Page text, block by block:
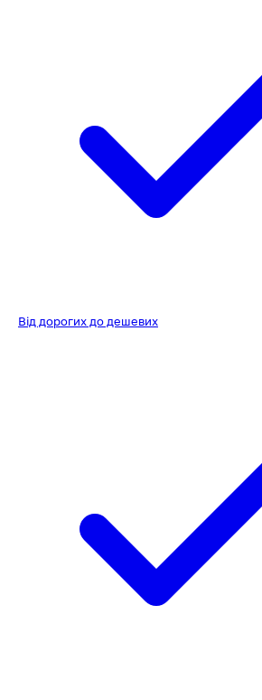
Від дорогих до дешевих